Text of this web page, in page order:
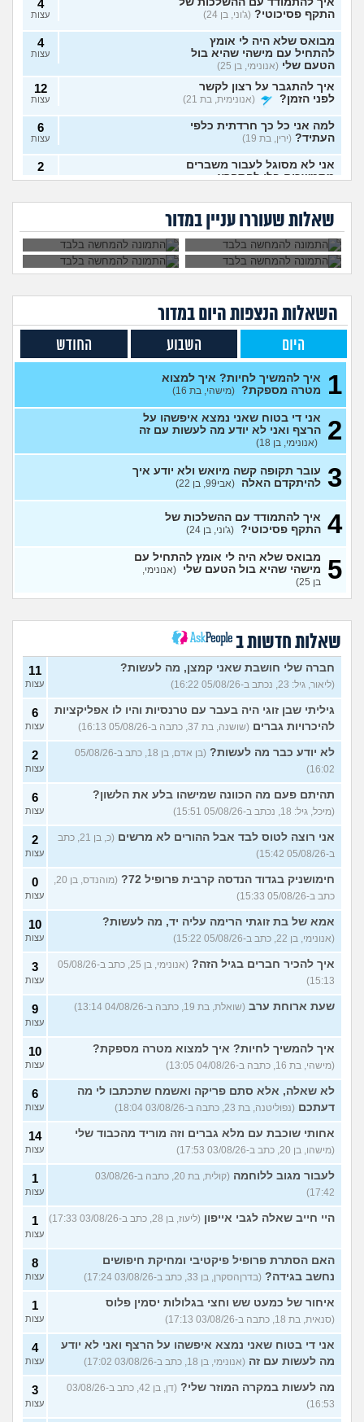
התקף פסיכוטי? (ג'וני, בן 24)
4
עצות
מבואס שלא היה לי אומץ
להתחיל עם מישהי שהיא בול
הטעם שלי (אנונימי, בן 25)
4
עצות
איך להתגבר על רצון לקשר
לפני הזמן?
(אנונימית, בת 21)
12
עצות
למה אני כל כך חרדתית כלפי
העתיד? (ירין, בת 19)
6
עצות
אני לא מסוגל לעבור משברים
מתמשכים בלי להתפרץ
2
בעלי חסר רגשות באופן מדאיג
(אנונימית, בת 33)
מרגיש תקוע בחיים, איך
להתמודד? (zak, בן 25)
2
(אנוני, בת 18)
איך לספר לבן זוג שלי על
תקיפה מינית?
5
אני כבר לא נער. והזמן טס
למה אני לא מקבל את זה שאני
כבר לא ילד יותר? (היו זמנים
חושב להתאשפז *שוב* מרצון,
או לשכב באמצע הרחוב
(asdasd, בן 30)
מה לדעתכם אני צריך לעשות?
אני באמת שונא לקום כל יום
לעבוד
(אזרח, בן 20)
נקלעתי לעימות פיזי
(דורון,
נזכר במעשים מביכים מתקופה
רעה (אף_אחד, בן 29)
העבודה הפכה להיות אובססיה,
(אנונימי, בן 25)
הרס עצמי בזוגיות (ט אנונימית,
בת 23)
עצות
עדיין מוצצת אצבע כהרגעה,
מה ניתן לעשות?
(נרקיס, בת
30)
7
עצות
מסדר את ארון הילדות בבית
ההורים ומוצף בזכרונות. איך
להתמודד?
5
עצות
איך מפסיקים לפחד מזה שהזמן
עובר?
(אליזבת, בת 24)
9
עצות
עם מי אנשים מתייעצים כל
הזמן?
5
עצות
ורוצה לחזור לזה! (זלדוס, בן 22) עצות
בודדה מאוד בלי חברים כבר 5
שנים ולא יודעת איפה להכיר
(עדן, בת 23)
5
עצות
עוד שאלות חדשות במדור
שאלות שעוררו עניין במדור
הגיוני שפסיכיאטר
מה קורה אם עוברים
בלילה?
OCD, איך להתמודד
עם הדיכאון?
במדינת ישראל? אבל
באמת?
השאלות הנצפות היוםבמדור
היום השבוע החודש
1
איך להמשיך לחיות? איך למצוא
מטרה מספקת? (מישהי, בת 16)
2
אני די בטוח שאני נמצא איפשהו על
הרצף ואני לא יודע מה לעשות עם זה
(אנונימי, בן 18)
3 עובר תקופה קשה מיואש ולא יודע איך
להיתקדם האלה (אבי99, בן 22)
4 איך להתמודד עם ההשלכות של
התקף פסיכוטי? (ג'וני, בן 24)
5
מבואס שלא היה לי אומץ להתחיל עם
מישהי שהיא בול הטעם שלי (אנונימי,
בן 25)
שאלות חדשות ב
חברה שלי חושבת שאני קמצן, מה לעשות?
(ליאור, גיל: 23, נכתב ב-05/08/26 16:22)
11
עצות
גיליתי שבן זוגי היה בעבר עם טרנסיות והיו לו אפליקציות
להיכרויות גברים (שושנה, בת 37, כתבה ב-05/08/26 16:13)
6
עצות
לא יודע כבר מה לעשות?
(בן אדם, בן 18, כתב ב-05/08/26
16:02)
2
עצות
תהיתם פעם מה הכוונה שמישהו בלע את הלשון?
(מיכל, גיל: 18, נכתב ב-05/08/26 15:51)
6
עצות
אני רוצה לטוס לבד אבל ההורים לא מרשים
(כ, בן 21, כתב
ב-05/08/26 15:42)
2
עצות
חימושניק בגדוד הנדסה קרבית פרופיל 72?
כתב ב-05/08/26 15:33)
0
עצות
אמא של בת זוגתי הרימה עליה יד, מה לעשות?
(אנונימי, בן 22, כתב ב-05/08/26 15:22)
10
עצות
איך להכיר חברים בגיל הזה?
(אנונימי, בן 25, כתב ב-05/08/26
15:13)
3
עצות
שעת ארוחת ערב (שואלת, בת 19, כתבה ב-04/08/26 13:14) 9
עצות
איך להמשיך לחיות? איך למצוא מטרה מספקת?
(מישהי, בת 16, כתבה ב-04/08/26 13:05)
10
עצות
לא שאלה, אלא סתם פריקה ואשמח שתכתבו לי מה
דעתכם (נפוליטנה, בת 23, כתבה ב-03/08/26 18:04)
6
עצות
אחותי שוכבת עם מלא גברים וזה מוריד מהכבוד שלי
(מישהו, בן 20, כתב ב-03/08/26 17:53)
14
עצות
לעבור מגוב ללוחמה
(קולית, בת 20, כתבה ב-03/08/26
17:42)
1
עצות
היי חייב שאלה לגבי אייפון (ליעוז, בן 28, כתב ב-03/08/26 17:33) 1
עצות
האם הסתרת פרופיל פיקטיבי ומחיקת חיפושים
נחשב בגידה? (בדרןהסקרן, בן 33, כתב ב-03/08/26 17:24)
8
עצות
איחור של כמעט שש וחצי בגלולות יסמין פלוס
(סנאית, בת 18, כתבה ב-03/08/26 17:13)
1
עצות
אני די בטוח שאני נמצא איפשהו על הרצף ואני לא יודע
מה לעשות עם זה (אנונימי, בן 18, כתב ב-03/08/26 17:02)
4
עצות
מה לעשות במקרה המוזר שלי?
(דן, בן 42, כתב ב-03/08/26
16:53)
3
עצות